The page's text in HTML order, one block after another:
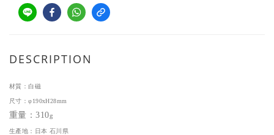
DESCRIPTION
材質：白磁
尺寸：φ190xH28mm
重量：310g
生產地：日本 石川県